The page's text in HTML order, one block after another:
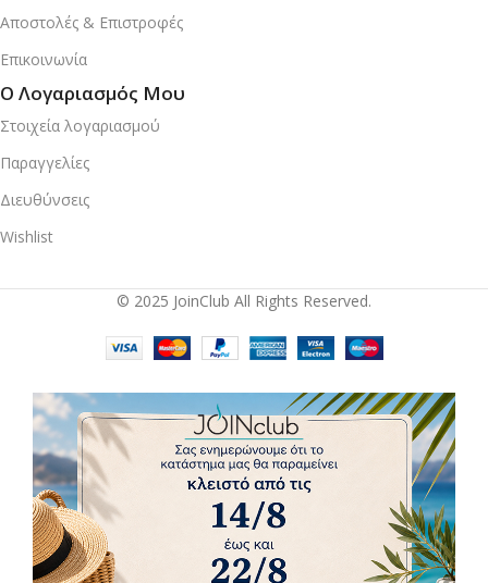
Αποστολές & Επιστροφές
Επικοινωνία
Ο Λογαριασμός Μου
Στοιχεία λογαριασμού
Παραγγελίες
Διευθύνσεις
Wishlist
© 2025 JoinClub All Rights Reserved.